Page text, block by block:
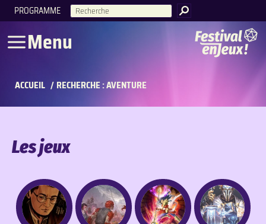
PROGRAMME
RECHERCHE
Menu
ACCUEIL / RECHERCHE : AVENTURE
Les jeux